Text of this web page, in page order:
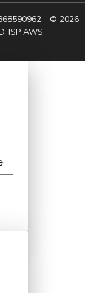
- © 2026
ISP AWS